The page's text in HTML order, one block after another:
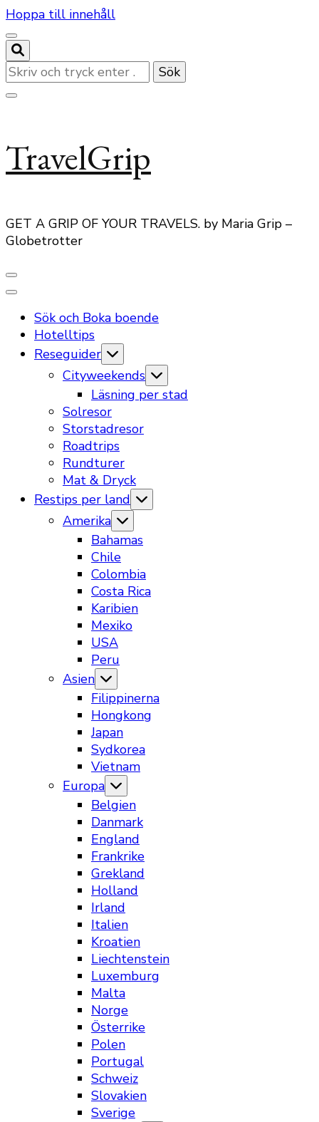
Hoppa till innehåll
Letar
du
efter
TravelGrip
GET A GRIP OF YOUR TRAVELS. by Maria Grip –
Globetrotter
Sök och Boka boende
Hotelltips
Reseguider
Cityweekends
Läsning per stad
Solresor
Storstadresor
Roadtrips
Rundturer
Mat & Dryck
Restips per land
Amerika
Bahamas
Chile
Colombia
Costa Rica
Karibien
Mexiko
USA
Peru
Asien
Filippinerna
Hongkong
Japan
Sydkorea
Vietnam
Europa
Belgien
Danmark
England
Frankrike
Grekland
Holland
Irland
Italien
Kroatien
Liechtenstein
Luxemburg
Malta
Norge
Österrike
Polen
Portugal
Schweiz
Slovakien
Sverige